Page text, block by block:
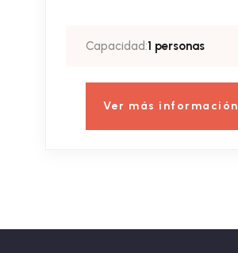
Capacidad:1 personas
Ver más información